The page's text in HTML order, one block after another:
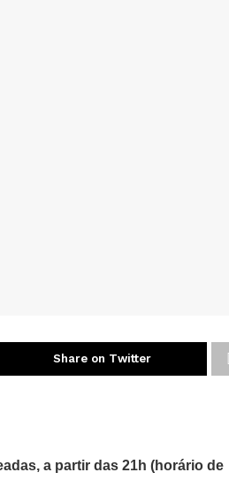
Share on Twitter
a partir das 21h (horário de